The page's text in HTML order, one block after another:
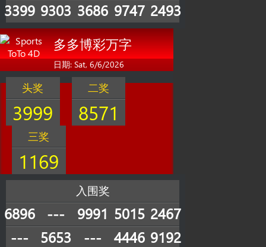
3399 9303 3686 9747 2493
多多博彩万字
日期: Sat, 6/6/2026
头奖
3999
二奖
8571
三奖
1169
入围奖
6896 --- 9991 5015 2467
---
5653 --- 4446 9192